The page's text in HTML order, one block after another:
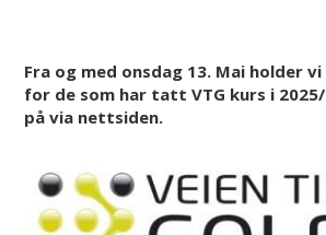
Fra og med onsdag 13. Mai holder
for de som har tatt VTG kurs i
på via nettsiden.